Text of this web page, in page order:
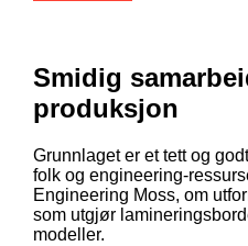
Smidig
produksjon
Grunnlaget er et tett og
folk og engineering-
Engineering Moss, om
som utgjør
modeller.